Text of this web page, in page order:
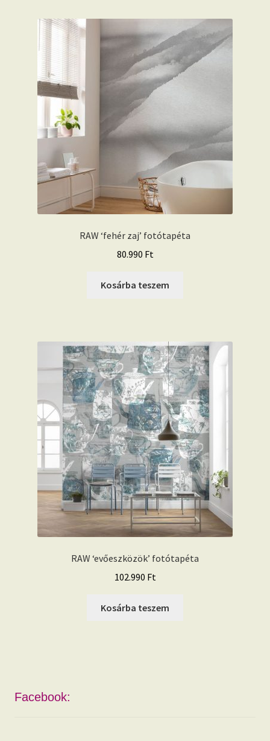
RAW ‘fehér zaj’ fotótapéta
80.990 Ft
Kosárba teszem
RAW ‘evőeszközök’ fotótapéta
102.990 Ft
Kosárba teszem
Facebook: